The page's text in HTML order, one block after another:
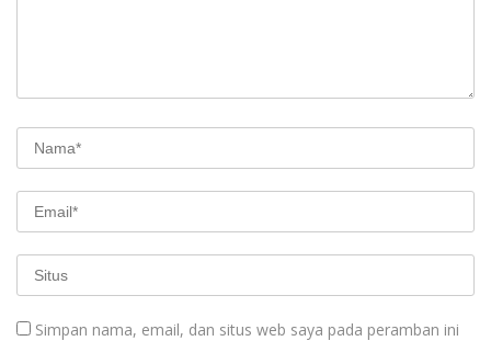
Simpan nama, email, dan situs web saya pada peramban ini